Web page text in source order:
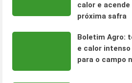
calor e
próxima safra
Boletim Agro:
e calor
para o campo